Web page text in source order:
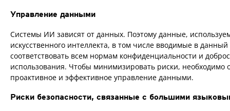
Управление данными
Системы ИИ зависят от данных. Поэтому данные,
искусственного интеллекта, в том числе вводимые в
соответствовать всем нормам конфиденциальности и
использования. Чтобы минимизировать риски, необходимо
проактивное и эффективное управление данными.
Риски безопасности, связанные с большими